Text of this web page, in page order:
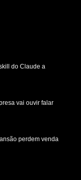
do Claude a
vai ouvir falar
perdem venda